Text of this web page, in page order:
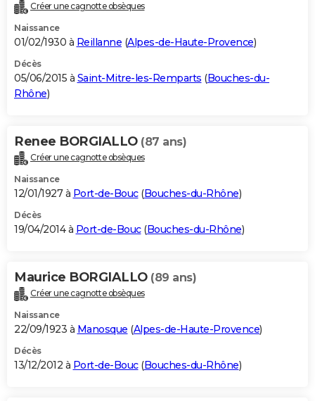
Créer une cagnotte obsèques
Naissance
01/02/1930 à Reillanne (Alpes-de-Haute-Provence)
Décès
05/06/2015 à Saint-Mitre-les-Remparts (Bouches-du-
Rhône)
Renee BORGIALLO (87 ans)
Créer une cagnotte obsèques
Naissance
12/01/1927 à Port-de-Bouc(Bouches-du-Rhône)
Décès
19/04/2014 à Port-de-Bouc(Bouches-du-Rhône)
Maurice BORGIALLO (89 ans)
Créer une cagnotte obsèques
Naissance
22/09/1923 à Manosque (Alpes-de-Haute-Provence)
Décès
13/12/2012 à Port-de-Bouc(Bouches-du-Rhône)